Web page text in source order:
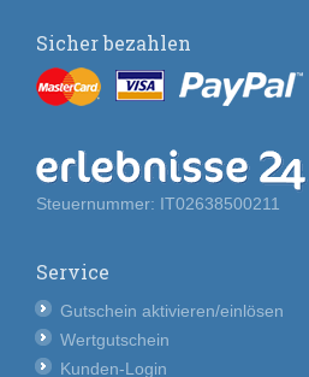
Sicher bezahlen
Steuernummer: IT02638500211
Service
Gutschein aktivieren/einlösen
Wertgutschein
Kunden-Login